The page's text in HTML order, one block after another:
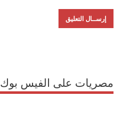
مصريات على الفيس بوك